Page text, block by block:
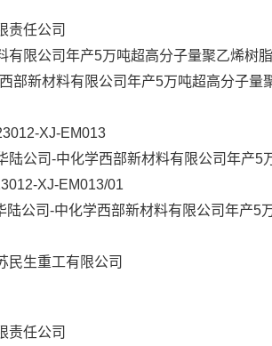
责任公司
有限公司年产5万吨超高分子量聚乙烯树
部新材料有限公司年产5万吨超高分子量
XJ-EM013
陆公司-中化学西部新材料有限公司年产
XJ-EM013/01
陆公司-中化学西部新材料有限公司年产5
民生重工有限公司
责任公司